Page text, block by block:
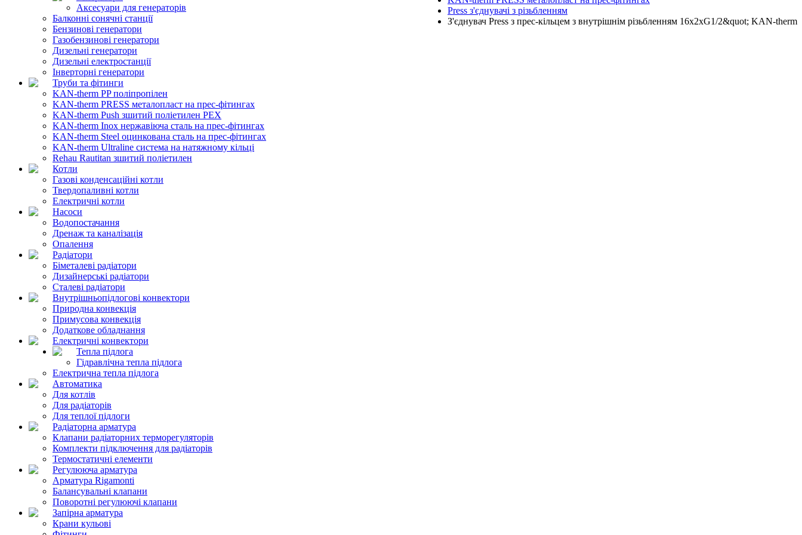
Press з'єднувачі з різьбленням
З'єднувач Press з прес-кільцем з внутрішнім різьбленням 16х2хG1/2&quot; KAN-therm
Аксесуари для генераторів
Балконні сонячні станції
Бензинові генератори
Газобензинові генератори
Дизельні генератори
Дизельні електростанції
Інверторні генератори
Труби та фітинги
KAN-therm PP поліпропілен
KAN-therm PRESS металопласт на прес-фітингах
KAN-therm Push зшитий поліетилен PEX
KAN-therm Inox нержавіюча сталь на прес-фітингах
KAN-therm Steel оцинкована сталь на прес-фітингах
KAN-therm Ultraline система на натяжному кільці
Rehau Rautitan зшитий поліетилен
Котли
Газові конденсаційні котли
Твердопаливні котли
Електричні котли
Насоси
Водопостачання
Дренаж та каналізація
Опалення
Радіатори
Біметалеві радіатори
Дизайнерські радіатори
Сталеві радіатори
Внутрішньопідлогові конвектори
Природна конвекція
Примусова конвекція
Додаткове обладнання
Електричні конвектори
Тепла підлога
Гідравлічна тепла підлога
Електрична тепла підлога
Автоматика
Для котлів
Для радіаторів
Для теплої підлоги
Радіаторна арматура
Клапани радіаторних терморегуляторів
Комплекти підключення для радіаторів
Термостатичні елементи
Регулююча арматура
Арматура Rigamonti
Балансувальні клапани
Поворотні регулюючі клапани
Запірна арматура
Крани кульові